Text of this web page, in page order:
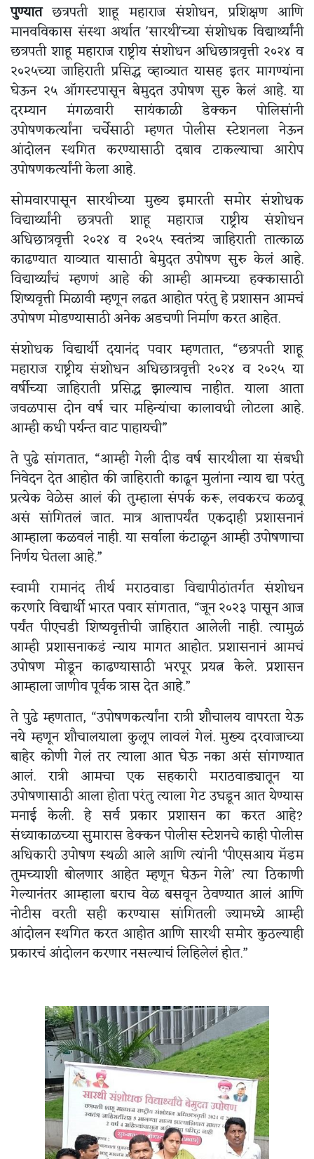
पुण्यातछत्रपती शाहू महाराज संशोधन, प्रशिक्षण आणि
मानवविकास संस्था अर्थात 'सारथी'च्या संशोधक विद्यार्थ्यांनी
छत्रपती शाहू महाराज राष्ट्रीय संशोधन अधिछात्रवृत्ती २०२४ व
२०२५च्या जाहिराती प्रसिद्ध व्हाव्यात यासह इतर मागण्यांना
घेऊन २५ ऑगस्टपासून बेमुदत उपोषण सुरु केलं आहे. या
दरम्यान मंगळवारी सायंकाळी डेक्कन पोलिसांनी
उपोषणकर्त्यांना चर्चेसाठी म्हणत पोलीस स्टेशनला नेऊन
आंदोलन स्थगित करण्यासाठी दबाव टाकल्याचा आरोप
उपोषणकर्त्यांनी केला आहे.
सोमवारपासून सारथीच्या मुख्य इमारती समोर संशोधक
विद्यार्थ्यांनी छत्रपती शाहू महाराज राष्ट्रीय संशोधन
अधिछात्रवृत्ती २०२४ व २०२५ स्वतंत्र्य जाहिराती तात्काळ
काढण्यात याव्यात यासाठी बेमुदत उपोषण सुरु केलं आहे.
विद्यार्थ्यांचं म्हणणं आहे की आम्ही आमच्या हक्कासाठी
शिष्यवृत्ती मिळावी म्हणून लढत आहोत परंतु हे प्रशासन आमचं
उपोषण मोडण्यासाठी अनेक अडचणी निर्माण करत आहेत.
संशोधक विद्यार्थी दयानंद पवार म्हणतात, “छत्रपती शाहू
महाराज राष्ट्रीय संशोधन अधिछात्रवृत्ती २०२४ व २०२५ या
वर्षीच्या जाहिराती प्रसिद्ध झाल्याच नाहीत. याला आता
जवळपास दोन वर्ष चार महिन्यांचा कालावधी लोटला आहे.
आम्ही कधी पर्यन्त वाट पाहायची”
ते पुढे सांगतात, “आम्ही गेली दीड वर्ष सारथीला या संबधी
निवेदन देत आहोत की जाहिराती काढून मुलांना न्याय द्या परंतु
प्रत्येक वेळेस आलं की तुम्हाला संपर्क करू, लवकरच कळवू
असं सांगितलं जात. मात्र आत्तापर्यंत एकदाही प्रशासनानं
आम्हाला कळवलं नाही. या सर्वाला कंटाळून आम्ही उपोषणाचा
निर्णय घेतला आहे.”
स्वामी रामानंद तीर्थ मराठवाडा विद्यापीठांतर्गत संशोधन
करणारे विद्यार्थी भारत पवार सांगतात, “जून २०२३ पासून आज
पर्यंत पीएचडी शिष्यवृत्तीची जाहिरात आलेली नाही. त्यामुळं
आम्ही प्रशासनाकडं न्याय मागत आहोत. प्रशासनानं आमचं
उपोषण मोडून काढण्यासाठी भरपूर प्रयत्न केले. प्रशासन
आम्हाला जाणीव पूर्वक त्रास देत आहे.”
ते पुढे म्हणतात, “उपोषणकर्त्यांना रात्री शौचालय वापरता येऊ
नये म्हणून शौचालयाला कुलूप लावलं गेलं. मुख्य दरवाजाच्या
बाहेर कोणी गेलं तर त्याला आत घेऊ नका असं सांगण्यात
आलं. रात्री आमचा एक सहकारी मराठवाड्यातून या
उपोषणासाठी आला होता परंतु त्याला गेट उघडून आत येण्यास
मनाई केली. हे सर्व प्रकार प्रशासन का करत आहे?
संध्याकाळच्या सुमारास डेक्कन पोलीस स्टेशनचे काही पोलीस
अधिकारी उपोषण स्थळी आले आणि त्यांनी ‘पीएसआय मॅडम
तुमच्याशी बोलणार आहेत म्हणून घेऊन गेले’ त्या ठिकाणी
गेल्यानंतर आम्हाला बराच वेळ बसवून ठेवण्यात आलं आणि
नोटीस वरती सही करण्यास सांगितली ज्यामध्ये आम्ही
आंदोलन स्थगित करत आहोत आणि सारथी समोर कुठल्याही
प्रकारचं आंदोलन करणार नसल्याचं लिहिलेलं होत.”